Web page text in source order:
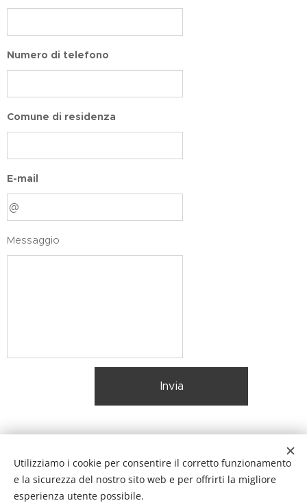
Numero di telefono
Comune di residenza
E-mail
Messaggio
Invia
Studio legale avv. Alberto Giupponi- P.I. 03755440165. Iscritto
al n. 1782 dell'Ordine degli Avvocati di Bergamo dal 14.12.2010.
Sede legale: 24016 San Pellegrino Terme (Bg), via Lungo
Utilizziamo i cookie per consentire il corretto funzionamento
e la sicurezza del nostro sito web e per offrirti la migliore
esperienza utente possibile.